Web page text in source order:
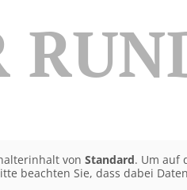
von Standard. Um auf
beachten Sie, dass dabei